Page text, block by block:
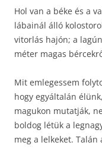
Hol van a béke és a
lábainál álló
vitorlás hajón; a
méter magas
Mit emlegessem
hogy egyáltalán
magukon mutatják,
boldog létük a
meg a lelkeket.